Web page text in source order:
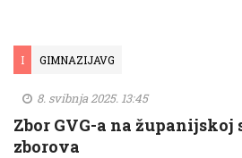
I GIMNAZIJAVG
8. svibnja 2025. 13:45
Zbor GVG-a na
zborova